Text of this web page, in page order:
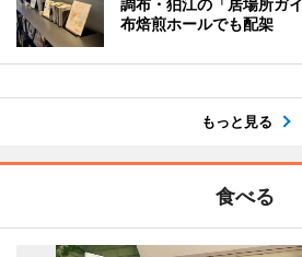
調布・狛江の「居場所ガ
布焙煎ホールでも配架
もっと見る
食べる